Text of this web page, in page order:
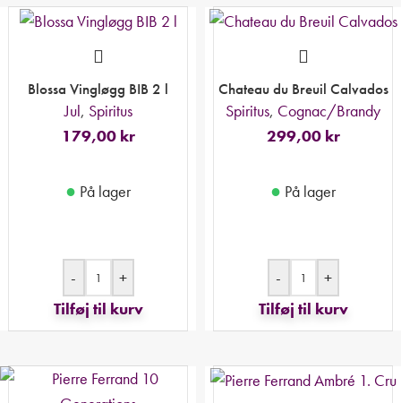
Blossa Vingløgg BIB 2 l
Jul, Spiritus
179,00 kr
● På lager
-
+
Tilføj til kurv
Chateau du Breuil Calvados
Spiritus, Cognac/Brandy
299,00 kr
● På lager
-
+
Tilføj til kurv